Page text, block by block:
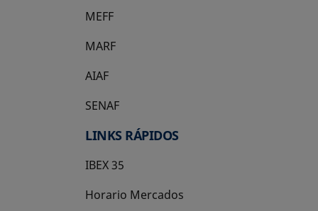
MEFF
se abre en una pestaña nueva
MARF
AIAF
SENAF
LINKS RÁPIDOS
IBEX 35
Horario Mercados